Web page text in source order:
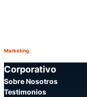
Categoría:
Marketing
Corporativo
Sobre Nosotros
Testimonios